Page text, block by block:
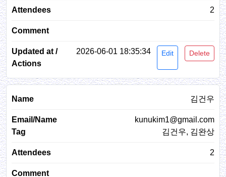
2
2026-06-01 18:35:34 Edit Delete
김건우
kunukim1@gmail.com
김건우, 김완상
2